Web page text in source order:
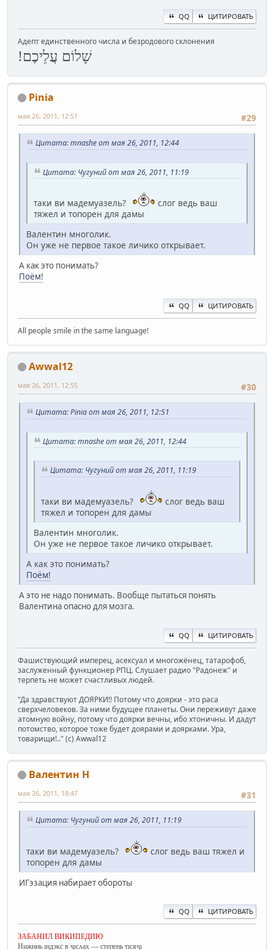
QQ ЦИТИРОВАТЬ
Адепт единственного числа и безродового склонения
שָׁלוֹם עֲלֵיכֶם!
Pinia
#29
мая 26, 2011, 12:51
Цитата: mnashe от мая 26, 2011, 12:44
Цитата: Чугуний от мая 26, 2011, 11:19
таки ви мадемуазель?
слог ведь ваш
тяжел и топорен для дамы
Валентин многолик.
Он уже не первое такое личико открывает.
А как это понимать?
Поём!
QQ ЦИТИРОВАТЬ
All people smile in the same language!
Awwal12
#30
мая 26, 2011, 12:55
Цитата: Pinia от мая 26, 2011, 12:51
Цитата: mnashe от мая 26, 2011, 12:44
Цитата: Чугуний от мая 26, 2011, 11:19
таки ви мадемуазель?
слог ведь ваш
тяжел и топорен для дамы
Валентин многолик.
Он уже не первое такое личико открывает.
А как это понимать?
Поём!
А это не надо понимать. Вообще пытаться понять
Валентина опасно для мозга.
QQ ЦИТИРОВАТЬ
Фашиствующий имперец, асексуал и многожёнец, татарофоб,
заслуженный функционер РПЦ. Слушает радио "Радонеж" и
терпеть не может счастливых людей.
"Да здравствуют ДОЯРКИ!! Потому что доярки - это раса
сверхчеловеков. За ними будущее планеты. Они переживут даже
атомную войну, потому что доярки вечны, ибо хтоничны. И дадут
потомство, которое тоже будет доярами и доярками. Ура,
товарищи!.." (c) Awwal12
Валентин Н
#31
мая 26, 2011, 18:47
Цитата: Чугуний от мая 26, 2011, 11:19
таки ви мадемуазель?
слог ведь ваш тяжел и
топорен для дамы
ИГэзация набирает обороты
QQ ЦИТИРОВАТЬ
ЗАБАНИЛ ВИКИПЕДИЮ
Нижниь ıндэкс в ҷıсʌах — степень тıсяҷı